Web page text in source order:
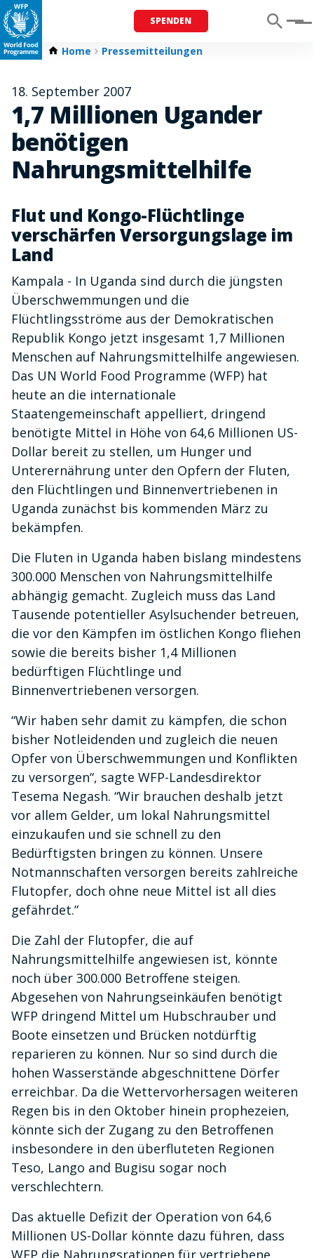
SPENDEN Menu
Home Pressemitteilungen
18. September 2007
1,7 Millionen Ugander
benötigen
Nahrungsmittelhilfe
Flut und Kongo-Flüchtlinge
verschärfen Versorgungslage im
Land
Kampala - In Uganda sind durch die jüngsten
Überschwemmungen und die
Flüchtlingsströme aus der Demokratischen
Republik Kongo jetzt insgesamt 1,7 Millionen
Menschen auf Nahrungsmittelhilfe angewiesen.
Das UN World Food Programme (WFP) hat
heute an die internationale
Staatengemeinschaft appelliert, dringend
benötigte Mittel in Höhe von 64,6 Millionen US-
Dollar bereit zu stellen, um Hunger und
Unterernährung unter den Opfern der Fluten,
den Flüchtlingen und Binnenvertriebenen in
Uganda zunächst bis kommenden März zu
bekämpfen.
Die Fluten in Uganda haben bislang mindestens
300.000 Menschen von Nahrungsmittelhilfe
abhängig gemacht. Zugleich muss das Land
Tausende potentieller Asylsuchender betreuen,
die vor den Kämpfen im östlichen Kongo fliehen
sowie die bereits bisher 1,4 Millionen
bedürftigen Flüchtlinge und
Binnenvertriebenen versorgen.
“Wir haben sehr damit zu kämpfen, die schon
bisher Notleidenden und zugleich die neuen
Opfer von Überschwemmungen und Konflikten
zu versorgen“, sagte WFP-Landesdirektor
Tesema Negash. “Wir brauchen deshalb jetzt
vor allem Gelder, um lokal Nahrungsmittel
einzukaufen und sie schnell zu den
Bedürftigsten bringen zu können. Unsere
Notmannschaften versorgen bereits zahlreiche
Flutopfer, doch ohne neue Mittel ist all dies
gefährdet.”
Die Zahl der Flutopfer, die auf
Nahrungsmittelhilfe angewiesen ist, könnte
noch über 300.000 Betroffene steigen.
Abgesehen von Nahrungseinkäufen benötigt
WFP dringend Mittel um Hubschrauber und
Boote einsetzen und Brücken notdürftig
reparieren zu können. Nur so sind durch die
hohen Wasserstände abgeschnittene Dörfer
erreichbar. Da die Wettervorhersagen weiteren
Regen bis in den Oktober hinein prophezeien,
könnte sich der Zugang zu den Betroffenen
insbesondere in den überfluteten Regionen
Teso, Lango and Bugisu sogar noch
verschlechtern.
Das aktuelle Defizit der Operation von 64,6
Millionen US-Dollar könnte dazu führen, dass